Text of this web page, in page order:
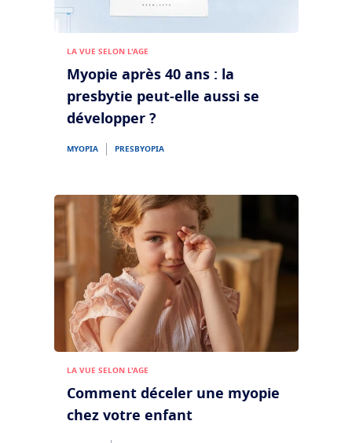
LA VUE SELON L'AGE
Myopie après 40 ans : la
presbytie peut-elle aussi se
développer ?
MYOPIA PRESBYOPIA
LA VUE SELON L'AGE
Comment déceler une myopie
chez votre enfant